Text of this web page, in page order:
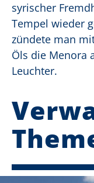
syrischer
Tempel wieder
zündete man
Öls die Menora
Leuchter.